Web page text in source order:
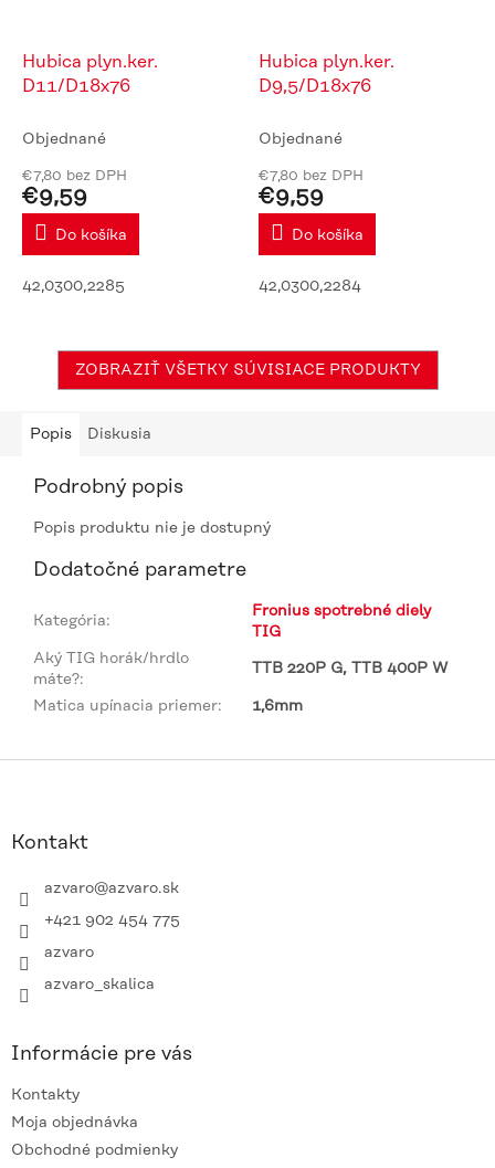
Hubica plyn.ker.
D11/D18x76
Objednané
€7,80 bez DPH
€9,59
Do košíka
42,0300,2285
Hubica plyn.ker.
D9,5/D18x76
Objednané
€7,80 bez DPH
€9,59
Do košíka
42,0300,2284
ZOBRAZIŤ VŠETKY SÚVISIACE PRODUKTY
Popis Diskusia
Podrobný popis
Popis produktu nie je dostupný
Dodatočné parametre
Kategória:
Fronius spotrebné diely
TIG
Aký TIG horák/hrdlo
máte?:
TTB 220P G, TTB 400P W
Matica upínacia priemer: 1,6mm
Kontakt
azvaro@azvaro.sk
+421 902 454 775
azvaro
azvaro_skalica
Informácie pre vás
Kontakty
Moja objednávka
Obchodné podmienky